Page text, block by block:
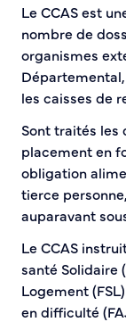
Le CCAS est
nombre de
organismes
les caisses de
Sont traités les
placement en
obligation
tierce
auparavant
Le CCAS
santé Solidaire
Logement
en difficulté
Bienvenue
Histoire de la
Patrimoine
Temps forts
Venir à
Emménager à
Cadre de vie
Parcs et jardins
Entretien
Concours des